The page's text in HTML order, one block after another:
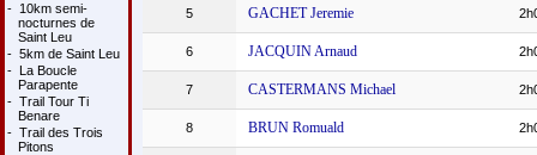
- 10km semi-
nocturnes de
Saint Leu
- 5km de Saint Leu
- La Boucle
Parapente
- Trail Tour Ti
Benare
- Trail des Trois
Pitons
5 GACHET Jeremie
6 JACQUIN Arnaud
7 CASTERMANS Michael
8 BRUN Romuald